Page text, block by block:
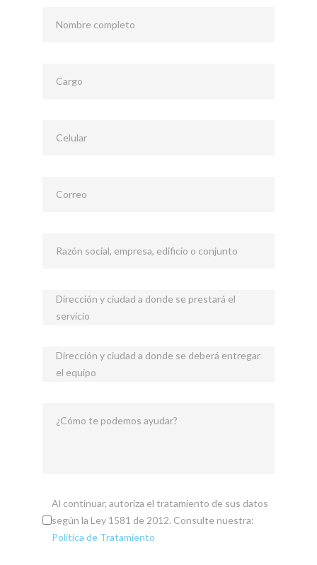
Nombre completo
Cargo
Celular
Correo
Razón social, empresa, edificio o conjunto
Dirección y ciudad a donde se prestará el
servicio
Dirección y ciudad a donde se deberá entregar
el equipo
¿Cómo te podemos ayudar?
Al continuar, autoriza el tratamiento de sus datos
según la Ley 1581 de 2012. Consulte nuestra:
Política de Tratamiento